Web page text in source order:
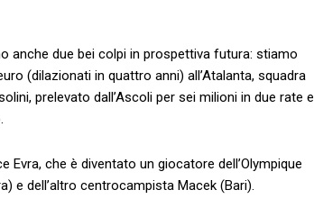
anche due bei colpi in prospettiva futura: stiamo
(dilazionati in quattro anni) all’Atalanta, squadra
prelevato dall’Ascoli per sei milioni in due rate e
che è diventato un giocatore dell’Olympique
e dell’altro centrocampista Macek (Bari).